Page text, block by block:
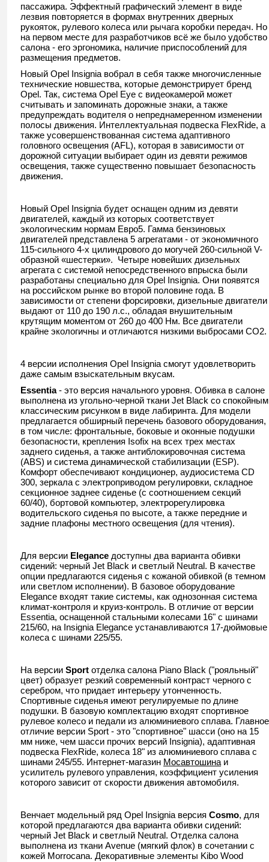
пассажира. Эффектный графический элемент в виде
лезвия повторяется в формах внутренних дверных
рукояток, рулевого колеса или рычага коробки передач. Но
на первом месте для разработчиков всё же было удобство
салона - его эргономика, наличие приспособлений для
размещения предметов.
Новый Opel Insignia вобрал в себя также многочисленные
технические новшества, которые демонстрирует бренд
Opel. Так, система Opel Eye с видеокамерой может
считывать и запоминать дорожные знаки, а также
предупреждать водителя о непреднамеренном изменении
полосы движения. Интеллектуальная подвеска FlexRide, а
также усовершенствованная система адаптивного
головного освещения (AFL), которая в зависимости от
дорожной ситуации выбирает один из девяти режимов
освещения, также существенно повышает безопасность
движения.
Новый Opel Insignia будет оснащен одним из девяти
двигателей, каждый из которых соответствует
экологическим нормам Евро5. Гамма бензиновых
двигателей представлена 5 агрегатами - от экономичного
115-сильного 4-х цилиндрового до могучей 260-сильной V-
образной «шестерки». Четыре новейших дизельных
агрегата с системой непосредственного впрыска были
разработаны специально для Opel Insignia. Они появятся
на российском рынке во второй половине года. В
зависимости от степени форсировки, дизельные двигатели
выдают от 110 до 190 л.с., обладая внушительным
крутящим моментом от 260 до 400 Нм. Все двигатели
крайне экологичны и отличаются низкими выбросами CO2.
4 версии исполнения Opel Insignia смогут удовлетворить
даже самым взыскательным вкусам.
Essentia- это версия начального уровня. Обивка в салоне
выполнена из угольно-черной ткани Jet Black со спокойным
классическим рисунком в виде лабиринта. Для модели
предлагается обширный перечень базового оборудования,
в том числе: фронтальные, боковые и оконные подушки
безопасности, крепления Isofix на всех трех местах
заднего сиденья, а также антиблокировочная система
(ABS) и система динамической стабилизации (ESP).
Комфорт обеспечивают кондиционер, аудиосистема CD
300, зеркала с электроприводом регулировки, складное
секционное заднее сиденье (с соотношением секций
60/40), бортовой компьютер, электрорегулировка
водительского сиденья по высоте, а также передние и
задние плафоны местного освещения (для чтения).
Для версии Elegance доступны два варианта обивки
сидений: черный Jet Black и светлый Neutral. В качестве
опции предлагаются сиденья с кожаной обивкой (в темном
или светлом исполнении). В базовое оборудование
Elegance входят такие системы, как однозонная система
климат-контроля и круиз-контроль. В отличие от версии
Essentia, оснащенной стальными колесами 16" с шинами
215/60, на Insignia Elegance устанавливаются 17-дюймовые
колеса с шинами 225/55.
На версии Sport отделка салона Piano Black ("рояльный"
цвет) образует резкий современный контраст черного с
серебром, что придает интерьеру утонченность.
Спортивные сиденья имеют регулируемые по длине
подушки. В базовую комплектацию входят спортивное
рулевое колесо и педали из алюминиевого сплава. Главное
отличие версии Sport - это "спортивное" шасси (оно на 15
мм ниже, чем шасси прочих версий Insignia), адаптивная
подвеска FlexRide, колеса 18" из алюминиевого сплава с
шинами 245/55. Интернет-магазин Мосавтошина и
усилитель рулевого управления, коэффициент усиления
которого зависит от скорости движения автомобиля.
Венчает модельный ряд Opel Insignia версия Cosmo, для
которой предлагаются два варианта обивки сидений:
черный Jet Black и светлый Neutral. Отделка салона
выполнена из ткани Avenue (мягкий флок) в сочетании с
кожей Morrocana. Декоративные элементы Kibo Wood